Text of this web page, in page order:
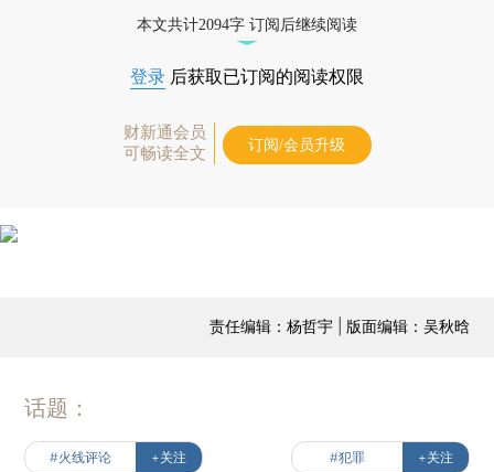
本文共计2094字 订阅后继续阅读
登录 后获取已订阅的阅读权限
财新通会员
可畅读全文
订阅/会员升级
责任编辑：杨哲宇 | 版面编辑：吴秋晗
话题：
#火线评论 +关注 #犯罪 +关注